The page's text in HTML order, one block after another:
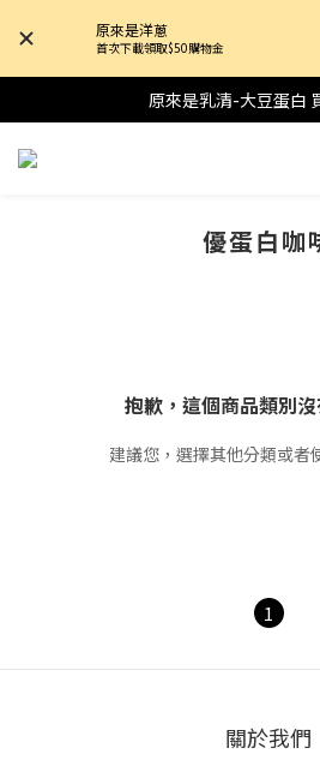
原來是洋蔥
首次下載領取$50購物金
原來是乳清-大豆蛋白
優蛋白咖
抱歉，這個商品類別
建議您，選擇其他分類或者
1
關於我們